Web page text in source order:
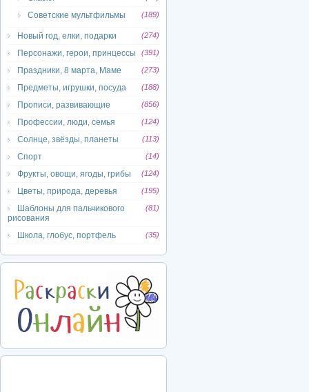
Советские мультфильмы (189)
Новый год, елки, подарки (274)
Персонажи, герои, принцессы (391)
Праздники, 8 марта, Маме (273)
Предметы, игрушки, посуда (188)
Прописи, развивающие (856)
Профессии, люди, семья (124)
Солнце, звёзды, планеты (113)
Спорт (14)
Фрукты, овощи, ягоды, грибы (124)
Цветы, природа, деревья (195)
Шаблоны для пальчикового
рисования
(81)
Школа, глобус, портфель (35)